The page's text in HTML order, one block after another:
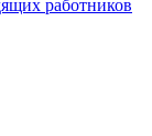
работников